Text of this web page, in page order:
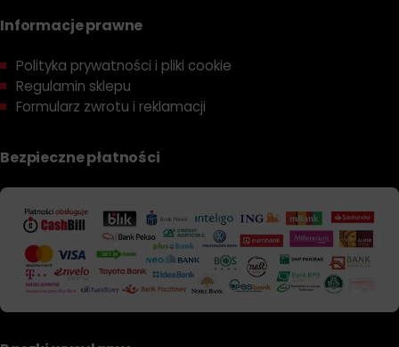
automatyczne skrzynie biegów Allison
Autobusy miejskie i dalekobieżne pracujące w
zmiennych warunkach eksploatacyjnych
spychacze oraz koparki
Wozy strażackie i inne pojazdy ratunkowe
wymagające niezawodności
Maszyny górnicze pracujące w trudnych warunkach
środowiskowych
Specjalistyczne pojazdy rolnicze i leśne narażone na
Informacje prawne
Polityka prywatności i pliki cookie
Regulamin sklepu
Formularz zwrotu i reklamacji
Bezpieczne płatności